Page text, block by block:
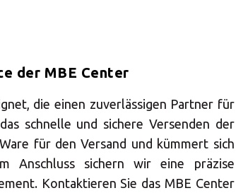
der MBE Center
die einen zuverlässigen Partner für
schnelle und sichere Versenden der
für den Versand und kümmert sich
Anschluss sichern wir eine präzise
Kontaktieren Sie das MBE Center
Asia/Pacific
Central Asia